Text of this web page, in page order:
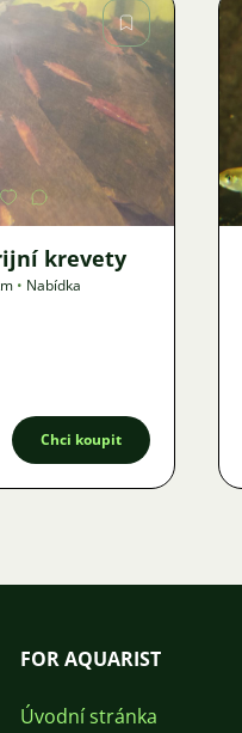
krevety
• Nabídka
Chci koupit
FOR AQUARIST
Úvodní stránka